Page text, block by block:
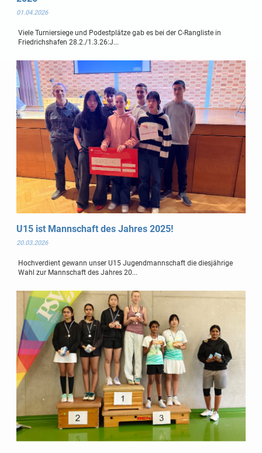
01.04.2026
Viele Turniersiege und Podestplätze gab es bei der C-Rangliste in
Friedrichshafen 28.2./1.3.26:J...
U15 ist Mannschaft des Jahres 2025!
20.03.2026
Hochverdient gewann unser U15 Jugendmannschaft die diesjährige
Wahl zur Mannschaft des Jahres 20...